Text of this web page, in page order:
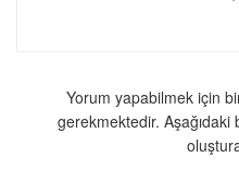
Yorum yapabilmek için
gerekmektedir.